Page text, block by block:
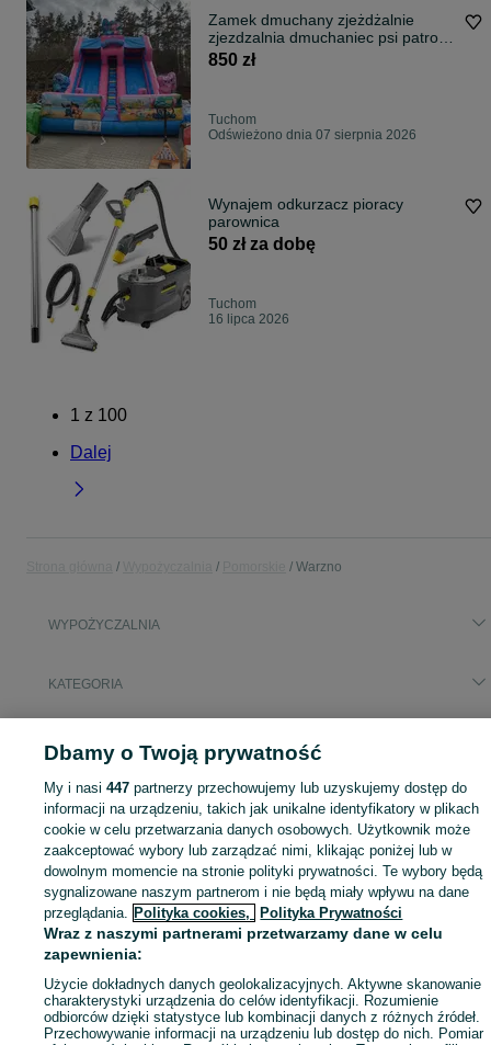
Zamek dmuchany zjeżdżalnie
zjezdzalnia dmuchaniec psi patrol
stitch fortnite minecraft Żukowo
850 zł
Tuchom
Odświeżono dnia 07 sierpnia 2026
Wynajem odkurzacz pioracy
parownica
50 zł za dobę
Tuchom
16 lipca 2026
1 z 100
Dalej
Warzno
WYPOŻYCZALNIA
KATEGORIA
Mapa kategorii
Mapa miejscowości
Mapa ministron
Popularne wyszukiwania
Dbamy o Twoją prywatność
My i nasi447 partnerzy przechowujemy lub uzyskujemy dostęp do
informacji na urządzeniu, takich jak unikalne identyfikatory w plikach
cookie w celu przetwarzania danych osobowych. Użytkownik może
zaakceptować wybory lub zarządzać nimi, klikając poniżej lub w
dowolnym momencie na stronie polityki prywatności. Te wybory będą
sygnalizowane naszym partnerom i nie będą miały wpływu na dane
przeglądania. Polityka cookies, Polityka Prywatności
Wraz z naszymi partnerami przetwarzamy dane w celu
zapewnienia:
Użycie dokładnych danych geolokalizacyjnych. Aktywne skanowanie
charakterystyki urządzenia do celów identyfikacji. Rozumienie
odbiorców dzięki statystyce lub kombinacji danych z różnych źródeł.
Przechowywanie informacji na urządzeniu lub dostęp do nich. Pomiar